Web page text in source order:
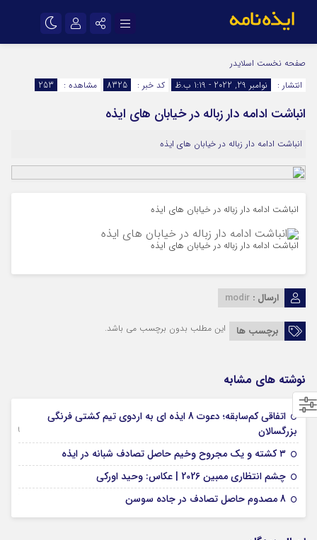
اینستاگرام
سروش
ایتا
آپارات
اپلیکیشن رمز عبور
مرا به خاطر بسپار
صفحه نخست اسلایدر
انتشار :
نوامبر 29, 2022 - 1:19 ب.ظ کد خبر : 8325 مشاهده : 253
انباشت ادامه دار زباله در خیابان های ایذه
انباشت ادامه دار زباله در خیابان های ایذه
انباشت ادامه دار زباله در خیابان های ایذه
انباشت ادامه دار زباله در خیابان های ایذه
ارسال : modir
برچسب ها این مطلب بدون برچسب می باشد.
نوشته های مشابه
اتفاقی کم‌سابقه؛ دعوت 8 ایذه ای به اردوی تیم کشتی فرنگی
بزرگسالان
09 جولای 2026
۳ کشته و یک مجروح وخیم حاصل تصادف شبانه در ایذه
چشم انتظاری ممبین 2026 | عکاس: وحید اورکی
8 مصدوم حاصل تصادف در جاده سوسن